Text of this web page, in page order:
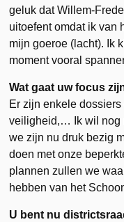
geluk dat Willem-
uitoefent omdat ik van
mijn goeroe (lacht). Ik
moment vooral
Wat gaat uw focus
Er zijn enkele
veiligheid,… Ik wil nog
we zijn nu druk bezig
doen met onze
plannen zullen we
hebben van het
U bent nu